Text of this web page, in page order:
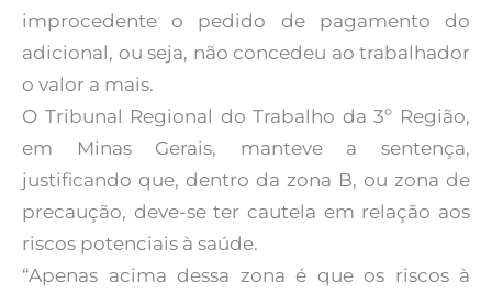
improcedente o pedido de pagamento do
adicional, ou seja, não concedeu ao trabalhador
o valor a mais.
O Tribunal Regional do Trabalho da 3º Região,
em Minas Gerais, manteve a sentença,
justificando que, dentro da zona B, ou zona de
precaução, deve-se ter cautela em relação aos
riscos potenciais à saúde.
“Apenas acima dessa zona é que os riscos à